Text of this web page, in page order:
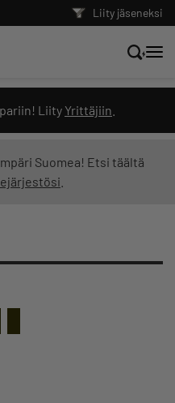
Liity jäseneksi
Liity Yrittäjiin
Suomea! Etsi täältä
suoraan
kaikki sisältö